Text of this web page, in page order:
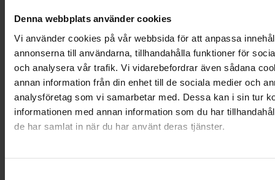
Denna webbplats använder cookies
Vi använder cookies på vår webbsida för att anpassa
annonserna till användarna, tillhandahålla funktioner för
och analysera vår trafik. Vi vidarebefordrar även sådana
annan information från din enhet till de sociala medier och
analysföretag som vi samarbetar med. Dessa kan i sin tur
informationen med annan information som du har
de har samlat in när du har använt deras tjänster.
Anne,Färjestaden
"Att få hjälp iden svåra stund
när jag förlorat min man av så